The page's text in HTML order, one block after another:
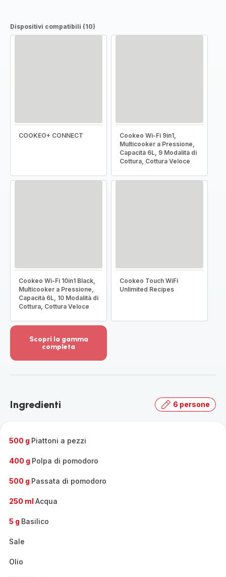
Dispositivi compatibili (10)
COOKEO+ CONNECT
Cookeo Wi-Fi 9in1,
Multicooker a Pressione,
Capacità 6L, 9 Modalità di
Cottura, Cottura Veloce
Cookeo Wi-Fi 10in1 Black,
Multicooker a Pressione,
Capacità 6L, 10 Modalità di
Cottura, Cottura Veloce
Cookeo Touch WiFi
Unlimited Recipes
Scopri la gamma
completa
dettagli
la
Ingredienti 6 persone
500 g Piattoni a pezzi
400 g Polpa di pomodoro
500 g Passata di pomodoro
250 ml Acqua
5 g Basilico
Sale
Olio